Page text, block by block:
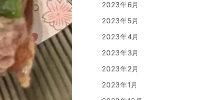
2023年6月
2023年5月
2023年4月
2023年3月
2023年2月
2023年1月